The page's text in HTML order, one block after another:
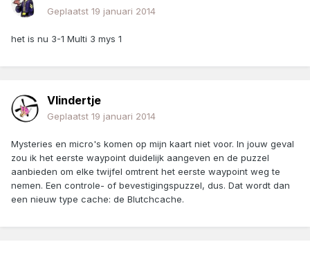
Geplaatst 19 januari 2014
het is nu 3-1 Multi 3 mys 1
Vlindertje
Geplaatst 19 januari 2014
Mysteries en micro's komen op mijn kaart niet voor. In jouw geval
zou ik het eerste waypoint duidelijk aangeven en de puzzel
aanbieden om elke twijfel omtrent het eerste waypoint weg te
nemen. Een controle- of bevestigingspuzzel, dus. Dat wordt dan
een nieuw type cache: de Blutchcache.